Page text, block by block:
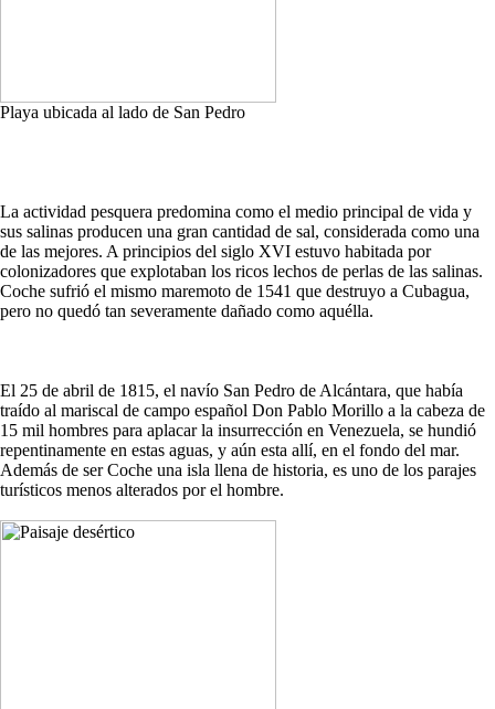
Playa ubicada al lado de San Pedro
La actividad pesquera predomina como el medio principal de vida y
sus salinas producen una gran cantidad de sal, considerada como una
de las mejores. A principios del siglo XVI estuvo habitada por
colonizadores que explotaban los ricos lechos de perlas de las salinas.
Coche sufrió el mismo maremoto de 1541 que destruyo a Cubagua,
pero no quedó tan severamente dañado como aquélla.
El 25 de abril de 1815, el navío San Pedro de Alcántara, que había
traído al mariscal de campo español Don Pablo Morillo a la cabeza de
15 mil hombres para aplacar la insurrección en Venezuela, se hundió
repentinamente en estas aguas, y aún esta allí, en el fondo del mar.
Además de ser Coche una isla llena de historia, es uno de los parajes
turísticos menos alterados por el hombre.